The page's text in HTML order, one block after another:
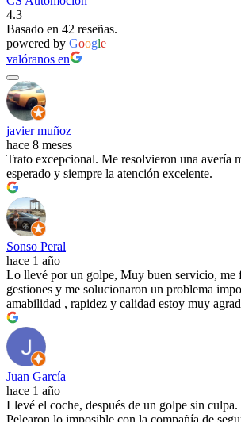
4.3
Basado en 42 reseñas.
powered by Google
valóranos en
javier muñoz
hace 8 meses
Trato excepcional. Me resolvieron una avería
esperado y siempre la atención excelente.
Sonso Peral
hace 1 año
Lo llevé por un golpe, Muy buen servicio, me
gestiones y me solucionaron un problema
amabilidad , rapidez y calidad estoy muy
Juan García
hace 1 año
Llevé el coche, después de un golpe sin culpa.
Pelearon lo imposible con la compañía de